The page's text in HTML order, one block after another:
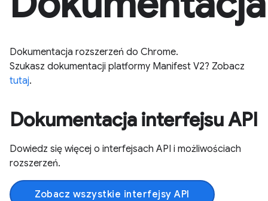
Dokumentacja rozszerzeń do Chrome.
Szukasz dokumentacji platformy Manifest V2? Zobacz
tutaj.
Dokumentacja interfejsu API
Dowiedz się więcej o interfejsach API i możliwościach
rozszerzeń.
Zobacz wszystkie interfejsy API